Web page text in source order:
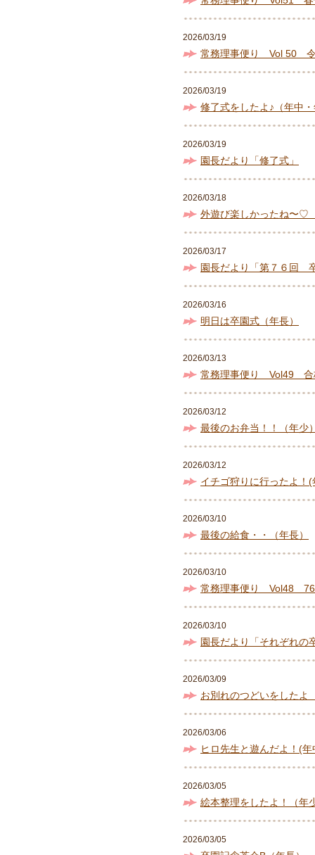
2026/03/19
常務理事便り Vol 50
2026/03/19
修了式をしたよ♪（年中
2026/03/19
園長だより「修了式」
2026/03/18
外遊び楽しかったね〜♡
2026/03/17
園長だより「第７６回
2026/03/16
明日は卒園式（年長）
2026/03/13
常務理事便り Vol49 合
2026/03/12
最後のお弁当！！（年少
2026/03/12
イチゴ狩りに行ったよ！(
2026/03/10
最後の給食・・（年長）
2026/03/10
常務理事便り Vol48 76
2026/03/10
園長だより「それぞれの
2026/03/09
お別れのつどいをしたよ
2026/03/06
ヒロ先生と遊んだよ！(年
2026/03/05
絵本整理をしたよ！（年
2026/03/05